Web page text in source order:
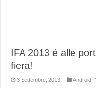
IFA 2013 é alle
fiera!
3 Settembre, 2013 Android